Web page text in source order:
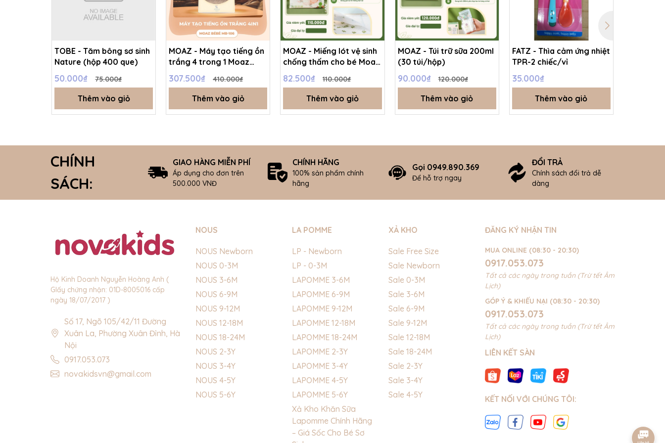
TOBE - Tăm bông sơ sinh
Nature (hộp 400 que)
50.000₫ 75.000₫
Thêm vào giỏ
MOAZ - Máy tạo tiếng ồn
trắng 4 trong 1 Moaz
307.500₫ 410.000₫
Thêm vào giỏ
MOAZ - Miếng lót vệ sinh
chống thấm cho bé Moaz
82.500₫ 110.000₫
Thêm vào giỏ
MOAZ - Túi trữ sữa 200ml
(30 túi/hộp)
90.000₫ 120.000₫
Thêm vào giỏ
FATZ - Thìa cảm ứng nhiệt
TPR-2 chiếc/vỉ
35.000₫
Thêm vào giỏ
CHÍNH
SÁCH:
GIAO HÀNG MIỄN PHÍ
Áp dụng cho đơn trên
500.000 VNĐ
CHÍNH HÃNG
100% sản phẩm chính
hãng
Gọi 0949.890.369
Để hỗ trợ ngay
ĐỔI TRẢ
Chính sách đổi trả dễ
dàng
Hộ Kinh Doanh Nguyễn Hoàng Anh (
GIấy chứng nhận: 01D-8005016 cấp
ngày 18/07/2017 )
Số 17, Ngõ 105/42/11 Đường
Xuân La, Phường Xuân Đỉnh, Hà
Nội
0917.053.073
novakidsvn@gmail.com
NOUS
NOUS Newborn
NOUS 0-3M
NOUS 3-6M
NOUS 6-9M
NOUS 9-12M
NOUS 12-18M
NOUS 18-24M
NOUS 2-3Y
NOUS 3-4Y
NOUS 4-5Y
NOUS 5-6Y
LA POMME
LP - Newborn
LP - 0-3M
LAPOMME 3-6M
LAPOMME 6-9M
LAPOMME 9-12M
LAPOMME 12-18M
LAPOMME 18-24M
LAPOMME 2-3Y
LAPOMME 3-4Y
LAPOMME 4-5Y
LAPOMME 5-6Y
Xả Kho Khăn Sữa
Lapomme Chính Hãng
– Giá Sốc Cho Bé Sơ
XẢ KHO
Sale Free Size
Sale Newborn
Sale 0-3M
Sale 3-6M
Sale 6-9M
Sale 9-12M
Sale 12-18M
Sale 18-24M
Sale 2-3Y
Sale 3-4Y
Sale 4-5Y
ĐĂNG KÝ NHẬN TIN
MUA ONLINE (08:30 - 20:30)
0917.053.073
Tất cả các ngày trong tuần (Trừ tết Âm
Lịch)
GÓP Ý & KHIẾU NẠI (08:30 - 20:30)
0917.053.073
Tất cả các ngày trong tuần (Trừ tết Âm
Lịch)
LIÊN KẾT SÀN
KẾT NỐI VỚI CHÚNG TÔI: